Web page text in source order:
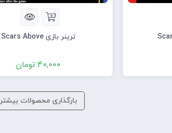
ترینر بازی Scars Above
40,000 تومان
بارگذاری محصولات بیشتر